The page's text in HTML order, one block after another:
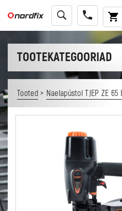
TOOTEKATEGOORIAD
Tooted> Naelapüstol TJEP ZE 65